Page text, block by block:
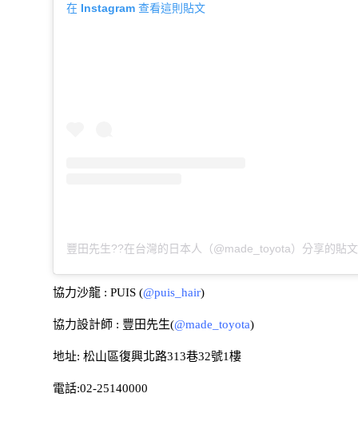
在 Instagram 查看這則貼文
豐田先生??在台灣的日本人（@made_toyota）分享的貼文
協力沙龍 : PUIS (@puis_hair)
協力設計師 : 豐田先生(@made_toyota)
地址: 松山區復興北路313巷32號1樓
電話:02-25140000